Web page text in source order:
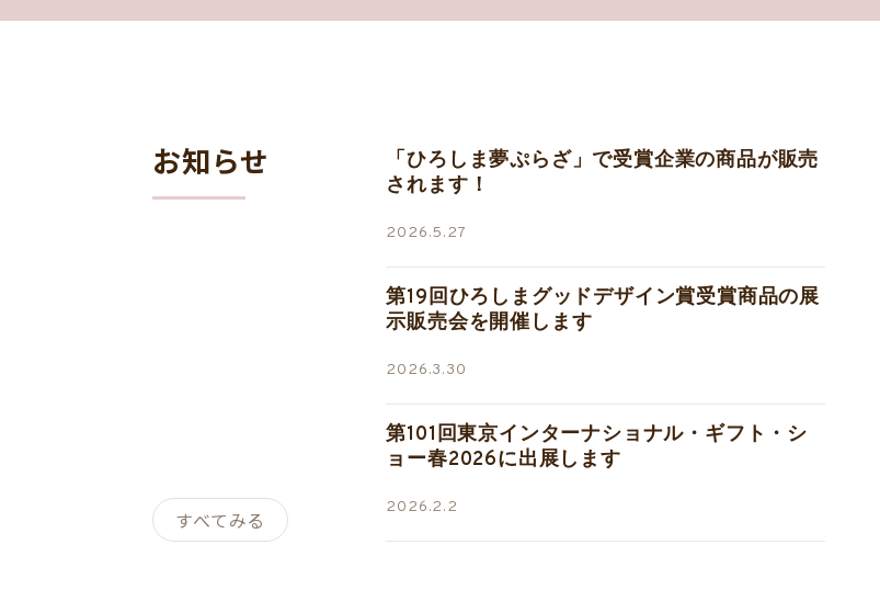
お知らせ
すべてみる
「ひろしま夢ぷらざ」で受賞企業の商品が販売
されます！
2026.5.27
第19回ひろしまグッドデザイン賞受賞商品の展
示販売会を開催します
2026.3.30
第101回東京インターナショナル・ギフト・シ
ョー春2026に出展します
2026.2.2